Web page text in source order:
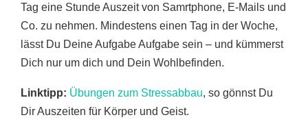
Tag eine Stunde Auszeit von Samrtphone, E-Mails und
Co. zu nehmen. Mindestens einen Tag in der Woche,
lässt Du Deine Aufgabe Aufgabe sein – und kümmerst
Dich nur um dich und Dein Wohlbefinden.
Linktipp: Übungen zum Stressabbau, so gönnst Du
Dir Auszeiten für Körper und Geist.